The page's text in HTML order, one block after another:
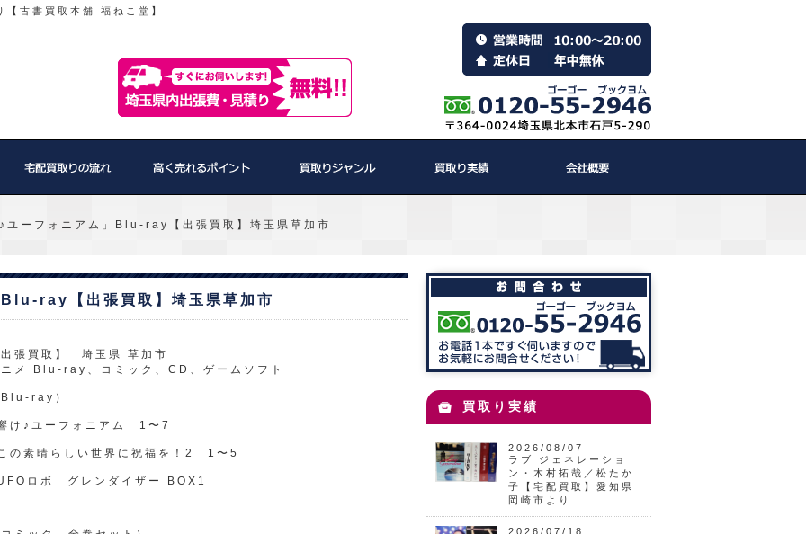
古書買取本舗 福ねこ堂】
ユーフォニアム」Blu-ray【出張買取】埼玉県草加市
ray【出張買取】埼玉県草加市
張買取】 埼玉県 草加市
メ Blu-ray、コミック、CD、ゲームソフト
ray）
け♪ユーフォニアム 1〜7
の素晴らしい世界に祝福を！2 1〜5
ロボ グレンダイザー BOX1
買取り実績
2026/08/07
ラブ ジェネレーショ
ン・木村拓哉／松たか
子【宅配買取】愛知県
岡崎市より
2026/07/18